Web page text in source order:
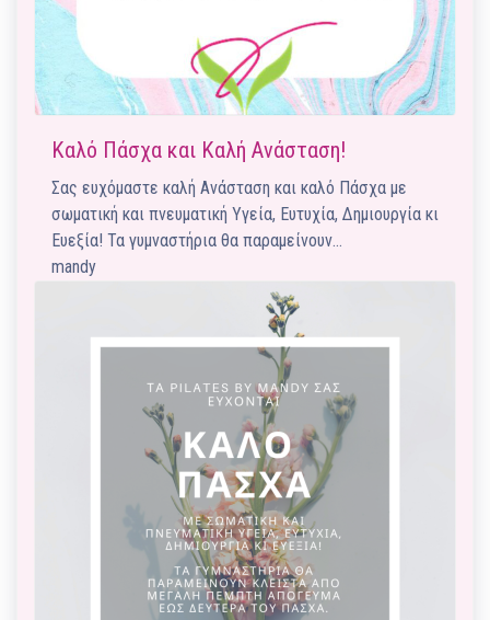
Καλό Πάσχα και Καλή Ανάσταση!
Σας ευχόμαστε καλή Ανάσταση και καλό Πάσχα με
σωματική και πνευματική Υγεία, Ευτυχία, Δημιουργία κι
Ευεξία! Τα γυμναστήρια θα παραμείνουν…
mandy